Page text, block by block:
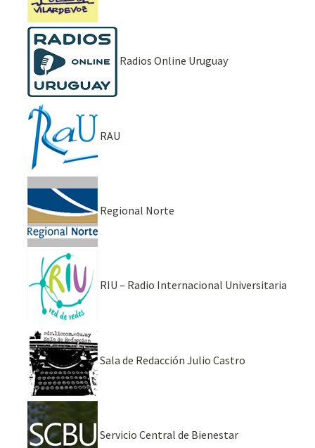
Radios Online Uruguay
RAU
Regional Norte
RIU – Radio Internacional Universitaria
Sala de Redacción Julio Castro
Servicio Central de Bienestar